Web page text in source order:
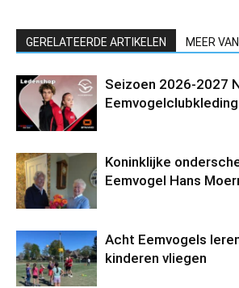
GERELATEERDE ARTIKELEN MEER
Seizoen 2026-2027
Eemvogelclubkleding
Koninklijke
Eemvogel Hans
Acht Eemvogels
kinderen vliegen